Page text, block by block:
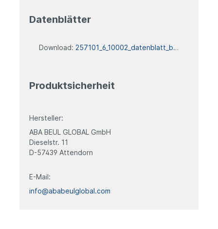
Datenblätter
Download: 257101_6_10002_datenblatt_blank
Produktsicherheit
Hersteller:
ABA BEUL GLOBAL GmbH
Dieselstr. 11
D-57439 Attendorn
E-Mail:
info@ababeulglobal.com